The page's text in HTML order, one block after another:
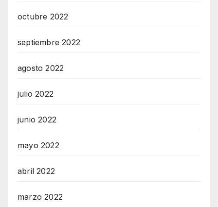
octubre 2022
septiembre 2022
agosto 2022
julio 2022
junio 2022
mayo 2022
abril 2022
marzo 2022